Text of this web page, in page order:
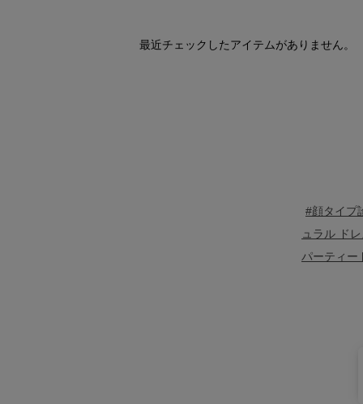
最近チェックしたアイテムがありません。
#顔タイプ
ュラル ド
パーティー